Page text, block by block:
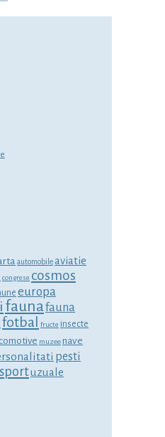
automobile aviatie
congrese cosmos
europa
faunafauna
fotbal fructe insecte
muzeenave
pesti
sportuzuale